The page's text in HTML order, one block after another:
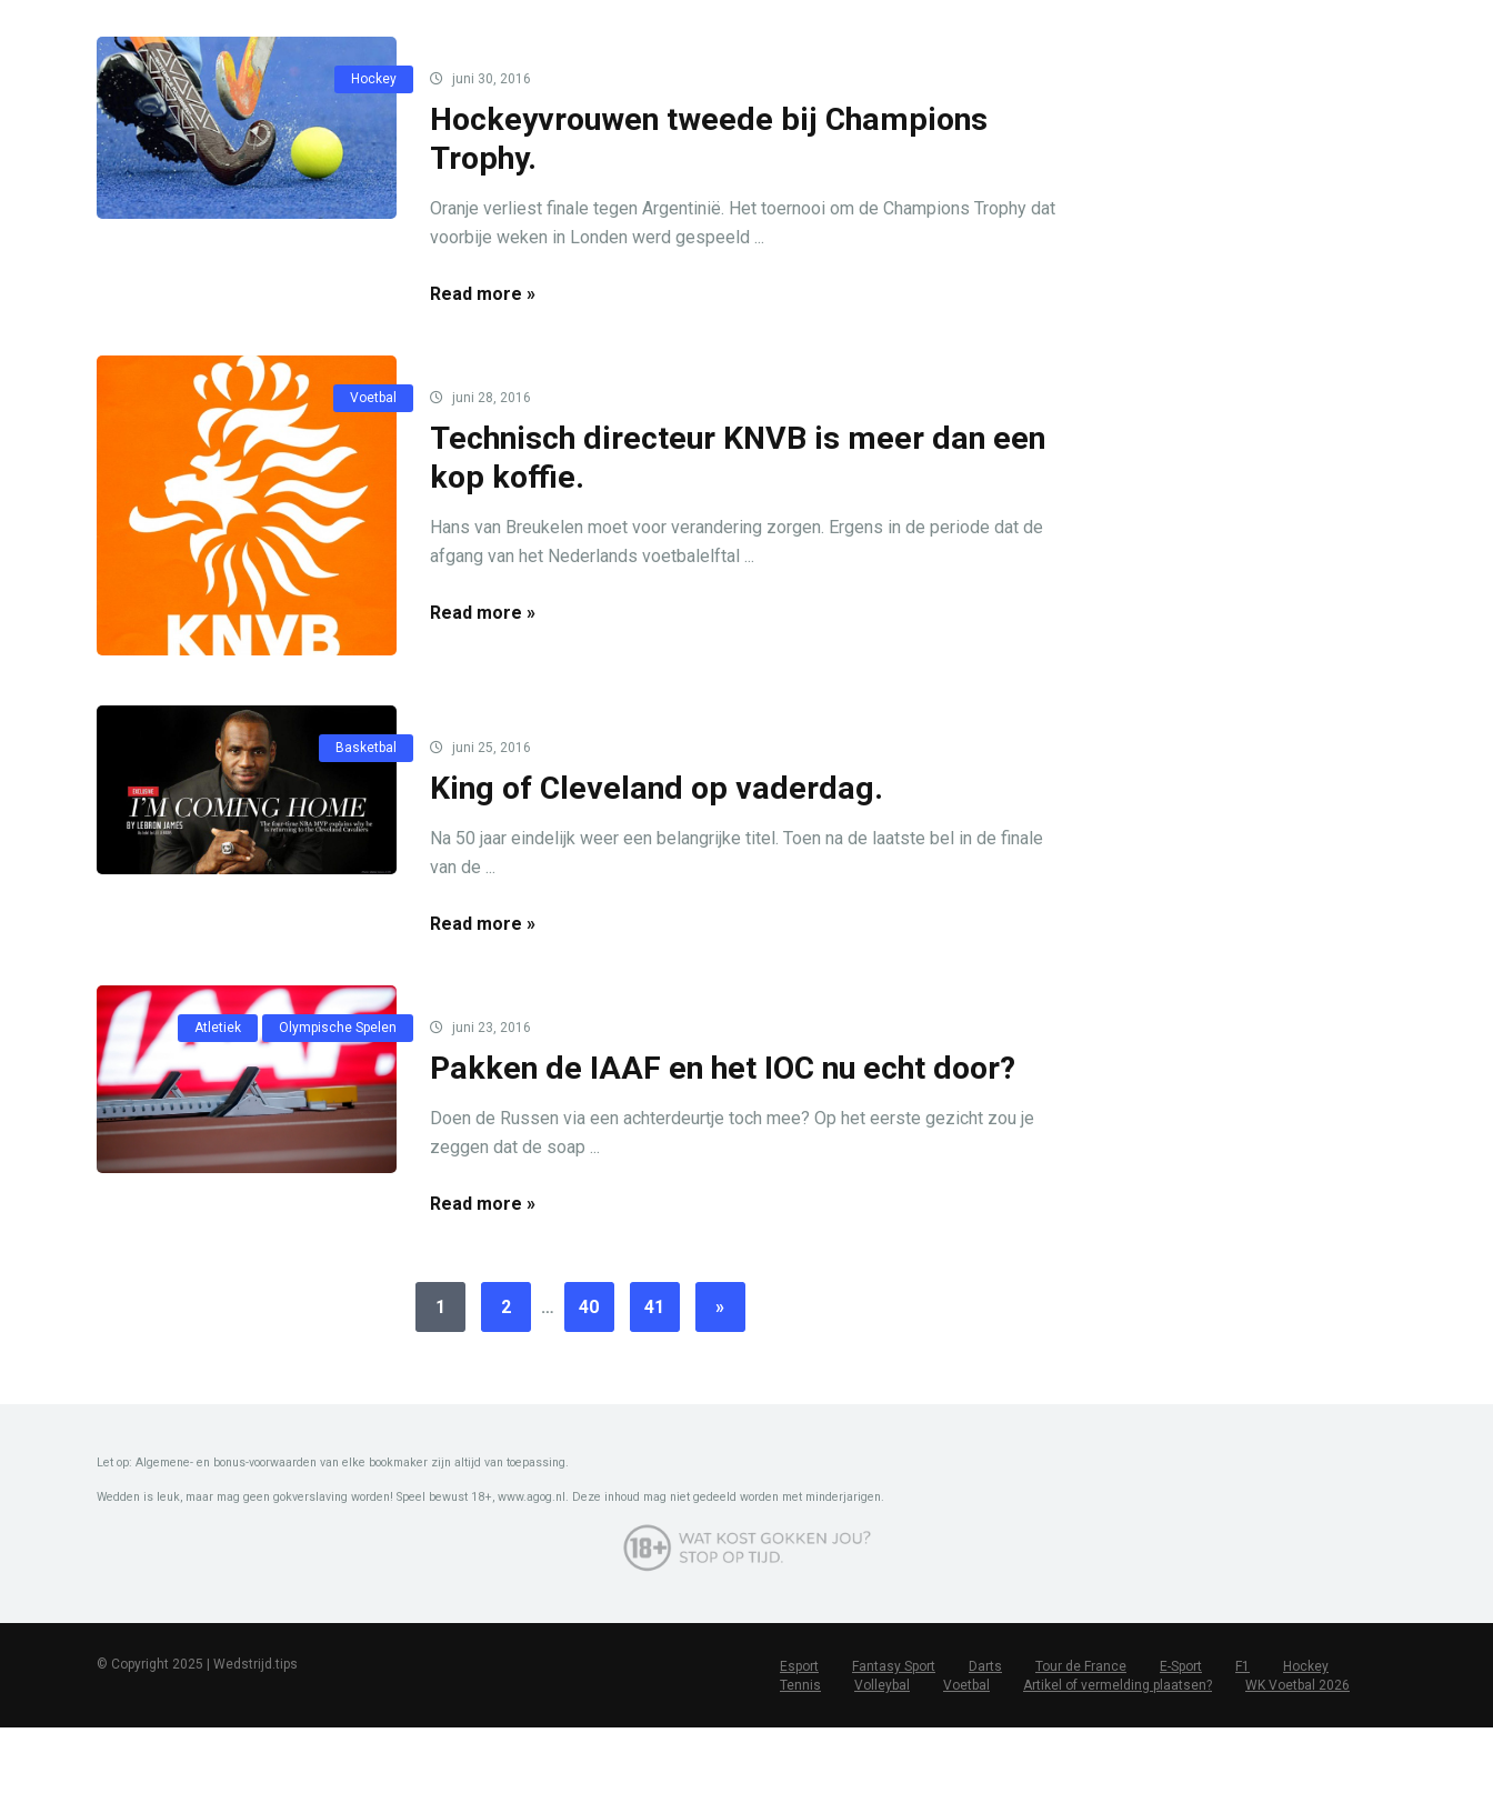
Hockey juni 30, 2016
Hockeyvrouwen tweede bij Champions
Trophy.
Oranje verliest finale tegen Argentinië. Het toernooi om de Champions Trophy dat
voorbije weken in Londen werd gespeeld ...
Read more »
Voetbal juni 28, 2016
Technisch directeur KNVB is meer dan een
kop koffie.
Hans van Breukelen moet voor verandering zorgen. Ergens in de periode dat de
afgang van het Nederlands voetbalelftal ...
Read more »
Basketbal juni 25, 2016
King of Cleveland op vaderdag.
Na 50 jaar eindelijk weer een belangrijke titel. Toen na de laatste bel in de finale
van de ...
Read more »
Atletiek Olympische Spelen juni 23, 2016
Pakken de IAAF en het IOC nu echt door?
Doen de Russen via een achterdeurtje toch mee? Op het eerste gezicht zou je
zeggen dat de soap ...
Read more »
1 2 … 40 41 »
Let op: Algemene- en bonus-voorwaarden van elke bookmaker zijn altijd van toepassing.
Wedden is leuk, maar mag geen gokverslaving worden! Speel bewust 18+, www.agog.nl. Deze inhoud mag niet gedeeld worden met minderjarigen.
© Copyright 2025 | Wedstrijd.tips Esport Fantasy Sport Darts Tour de France E-Sport F1
Hockey
Tennis
Volleybal Voetbal Artikel of vermelding plaatsen? WK Voetbal 2026